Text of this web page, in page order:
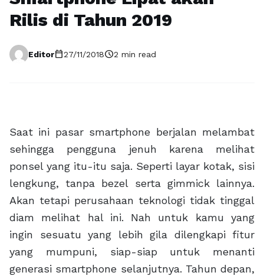
Rilis di Tahun 2019
Editorcalendar_today27/11/2018schedule2 min read
Saat ini pasar smartphone berjalan melambat
sehingga pengguna jenuh karena melihat
ponsel yang itu-itu saja. Seperti layar kotak, sisi
lengkung, tanpa bezel serta gimmick lainnya.
Akan tetapi perusahaan teknologi tidak tinggal
diam melihat hal ini. Nah untuk kamu yang
ingin sesuatu yang lebih gila dilengkapi fitur
yang mumpuni, siap-siap untuk menanti
generasi smartphone selanjutnya. Tahun depan,